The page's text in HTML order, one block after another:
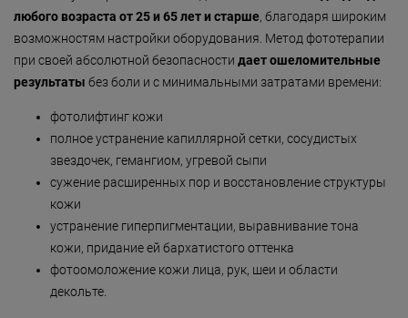
любого возраста от 25 и 65 лет и старше, благодаря широким
возможностям настройки оборудования. Метод фототерапии
при своей абсолютной безопасности дает ошеломительные
результаты без боли и с минимальными затратами времени:
фотолифтинг кожи
полное устранение капиллярной сетки, сосудистых
звездочек, гемангиом, угревой сыпи
сужение расширенных пор и восстановление структуры
кожи
устранение гиперпигментации, выравнивание тона
кожи, придание ей бархатистого оттенка
фотоомоложение кожи лица, рук, шеи и области
декольте.